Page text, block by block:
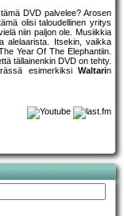
DVD palvelee? Arosen
olisi taloudellinen yritys
niin paljon ole. Musiikkia
alelaarista. Itsekin, vaikka
Year Of The Elephantiin.
tällainenkin DVD on tehty.
esimerkiksi Waltarin